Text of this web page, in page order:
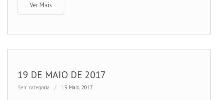
Ver Mais
19 DE MAIO DE 2017
Sem categoria 19 Maio, 2017